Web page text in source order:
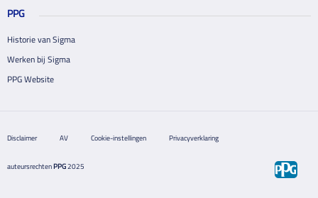
PPG
Historie van Sigma
Werken bij Sigma
PPG Website
Disclaimer AV Cookie-instellingen Privacyverklaring
auteursrechtenPPG2025